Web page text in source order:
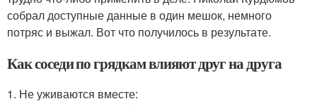
собрал доступные данные в один мешок, немного
потряс и выжал. Вот что получилось в результате.
Как соседи по грядкам влияют друг на друга
1. Не уживаются вместе: